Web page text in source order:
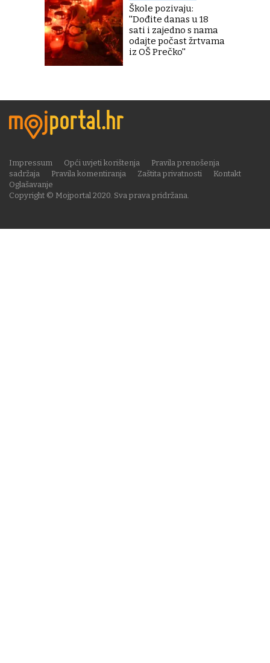
Škole pozivaju:
''Dođite danas u 18
sati i zajedno s nama
odajte počast žrtvama
iz OŠ Prečko''
Copyright © Mojportal 2020. Sva prava pridržana.
Impressum Opći uvjeti korištenja
Pravila prenošenja
sadržaja
Pravila komentiranja Zaštita privatnosti
Kontakt
Oglašavanje